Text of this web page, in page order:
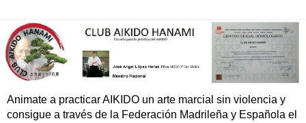
Animate a practicar AIKIDO un arte marcial sin violencia y
consigue a través de la Federación Madrileña y Española el